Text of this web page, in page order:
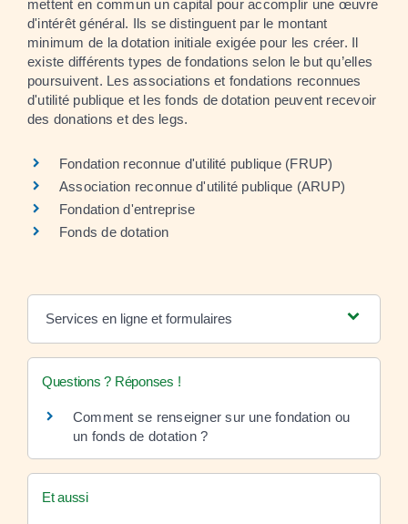
mettent en commun un capital pour accomplir une œuvre
d'intérêt général. Ils se distinguent par le montant
minimum de la dotation initiale exigée pour les créer. Il
existe différents types de fondations selon le but qu’elles
poursuivent. Les associations et fondations reconnues
d'utilité publique et les fonds de dotation peuvent recevoir
des donations et des legs.
Fondation reconnue d'utilité publique (FRUP)
Association reconnue d'utilité publique (ARUP)
Fondation d'entreprise
Fonds de dotation
Services en ligne et formulaires
Questions ? Réponses !
Comment se renseigner sur une fondation ou
un fonds de dotation ?
Et aussi